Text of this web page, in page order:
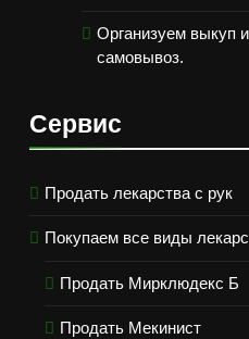
Организуем выкуп
самовывоз.
Сервис
Продать лекарства с рук
Покупаем все виды
Продать Мирклюдекс Б
Продать Мекинист